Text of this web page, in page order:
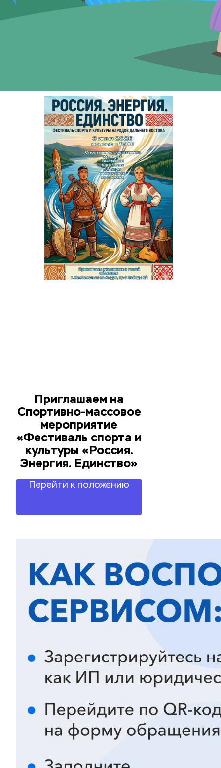
Перейти к положению
Приглашаем на
Спортивно-массовое
мероприятие
«Фестиваль спорта и
культуры «Россия.
Энергия. Единство»